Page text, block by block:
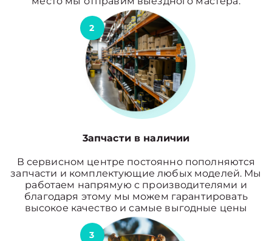
2
3апчасти в наличии
В сервисном центре постоянно пополняются
запчасти и комплектующие любых моделей. Мы
работаем напрямую с производителями и
благодаря этому мы можем гарантировать
высокое качество и самые выгодные цены
3